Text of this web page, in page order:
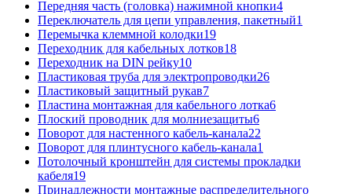
Передняя часть (головка) нажимной кнопки4
Переключатель для цепи управления, пакетный1
Перемычка клеммной колодки19
Переходник для кабельных лотков18
Переходник на DIN рейку10
Пластиковая труба для электропроводки26
Пластиковый защитный рукав7
Пластина монтажная для кабельного лотка6
Плоский проводник для молниезащиты6
Поворот для настенного кабель-канала22
Поворот для плинтусного кабель-канала1
Потолочный кронштейн для системы прокладки
кабеля19
Принадлежности монтажные распределительного